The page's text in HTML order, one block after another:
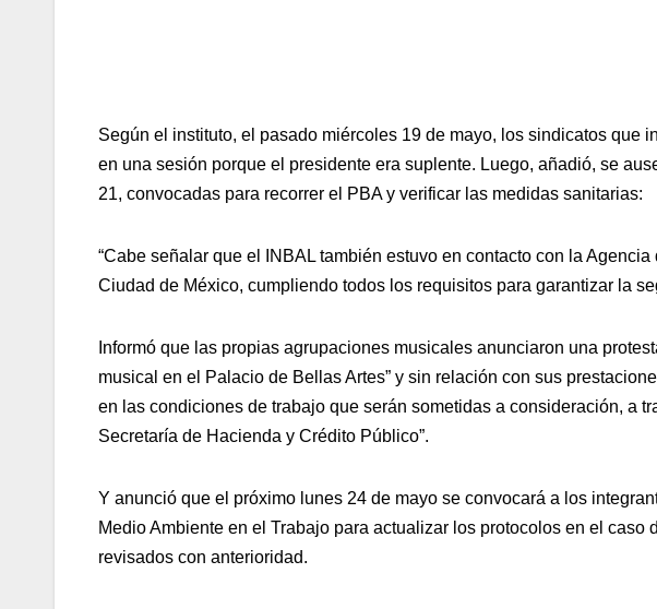
Según el instituto, el pasado miércoles 19 de mayo, los sindicatos que
en una sesión porque el presidente era suplente. Luego, añadió, se
21, convocadas para recorrer el PBA y verificar las medidas sanitarias:
“Cabe señalar que el INBAL también estuvo en contacto con la
Ciudad de México, cumpliendo todos los requisitos para garantizar la
Informó que las propias agrupaciones musicales anunciaron una
musical en el Palacio de Bellas Artes” y sin relación con sus
en las condiciones de trabajo que serán sometidas a consideración, a
Secretaría de Hacienda y Crédito Público”.
Y anunció que el próximo lunes 24 de mayo se convocará a los
Medio Ambiente en el Trabajo para actualizar los protocolos en el
revisados con anterioridad.